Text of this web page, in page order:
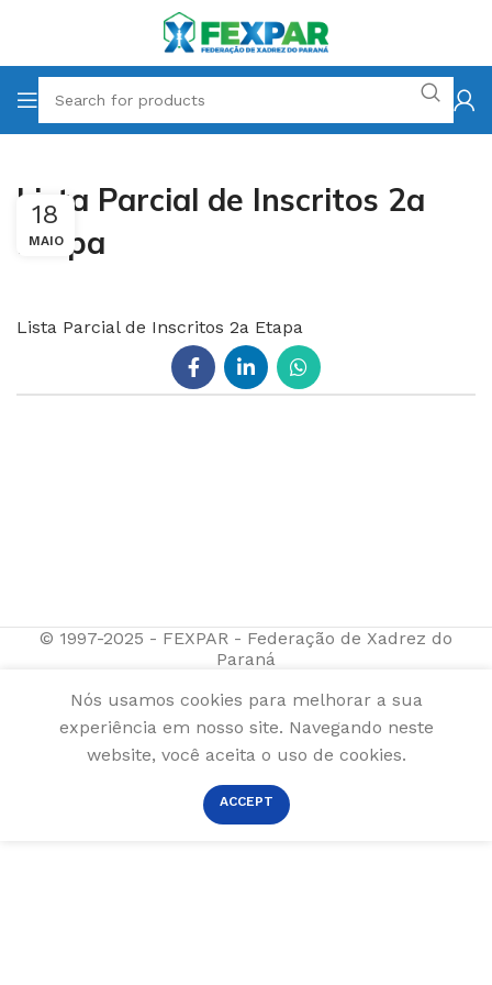
Lista Parcial de Inscritos 2a
Etapa
18
MAIO
Lista Parcial de Inscritos 2a Etapa
© 1997-2025 - FEXPAR - Federação de Xadrez do
Paraná
Nós usamos cookies para melhorar a sua
experiência em nosso site. Navegando neste
website, você aceita o uso de cookies.
ACCEPT